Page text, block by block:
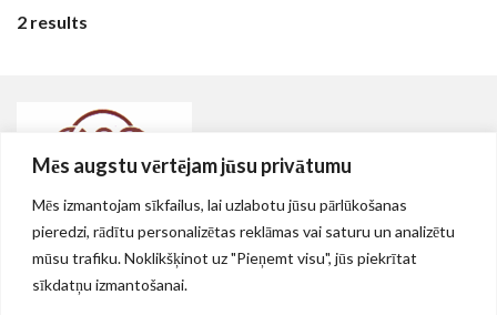
Mēs augstu vērtējam jūsu privātumu
Mēs izmantojam sīkfailus, lai uzlabotu jūsu pārlūkošanas
pieredzi, rādītu personalizētas reklāmas vai saturu un analizētu
mūsu trafiku. Noklikšķinot uz "Pieņemt visu", jūs piekrītat
sīkdatņu izmantošanai.
2 results
Nekustamie īpašumi Rīgā, AS VEF teritorijā
Rīga, Brīvības gatve 214, LV-1039